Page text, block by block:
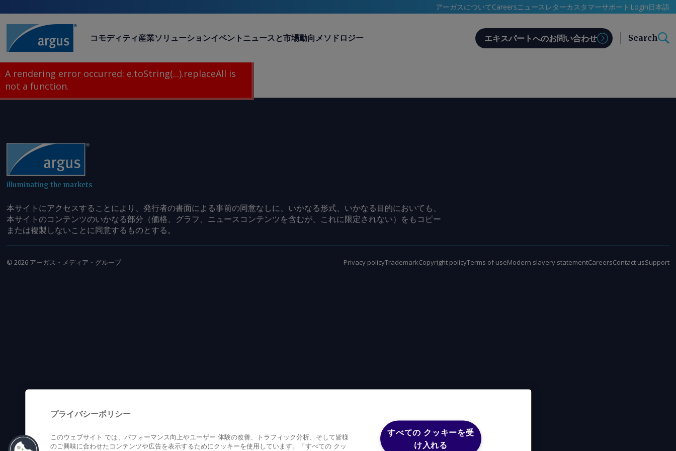
アーガスについてCareersニュースレターカスタマーサポート Login日本語
コモディティ産業ソリューションイベント ニュースと市場動向メソドロジー エキスパートへのお問い合わせ Search
A rendering error occurred: e.toString(...).replaceAll is
not a function.
illuminating the markets
本サイトにアクセスすることにより、発行者の書面による事前の同意なしに、いかなる形式、いかなる目的においても、
本サイトのコンテンツのいかなる部分（価格、グラフ、ニュースコンテンツを含むが、これに限定されない）をもコピー
または複製しないことに同意するものとする。
© 2026 アーガス・メディア・グループ Privacy policyTrademarkCopyright policyTerms of useModern slavery statementCareersContact usSupport
プライバシーポリシー
このウェブサイト では、パフォーマンス向上やユーザー 体験の改善、トラフィック分析、そして皆様
のご興味に合わせたコンテンツや広告を表示するためにクッキーを使用しています。「すべての クッ
すべての クッキーを受
け入れる